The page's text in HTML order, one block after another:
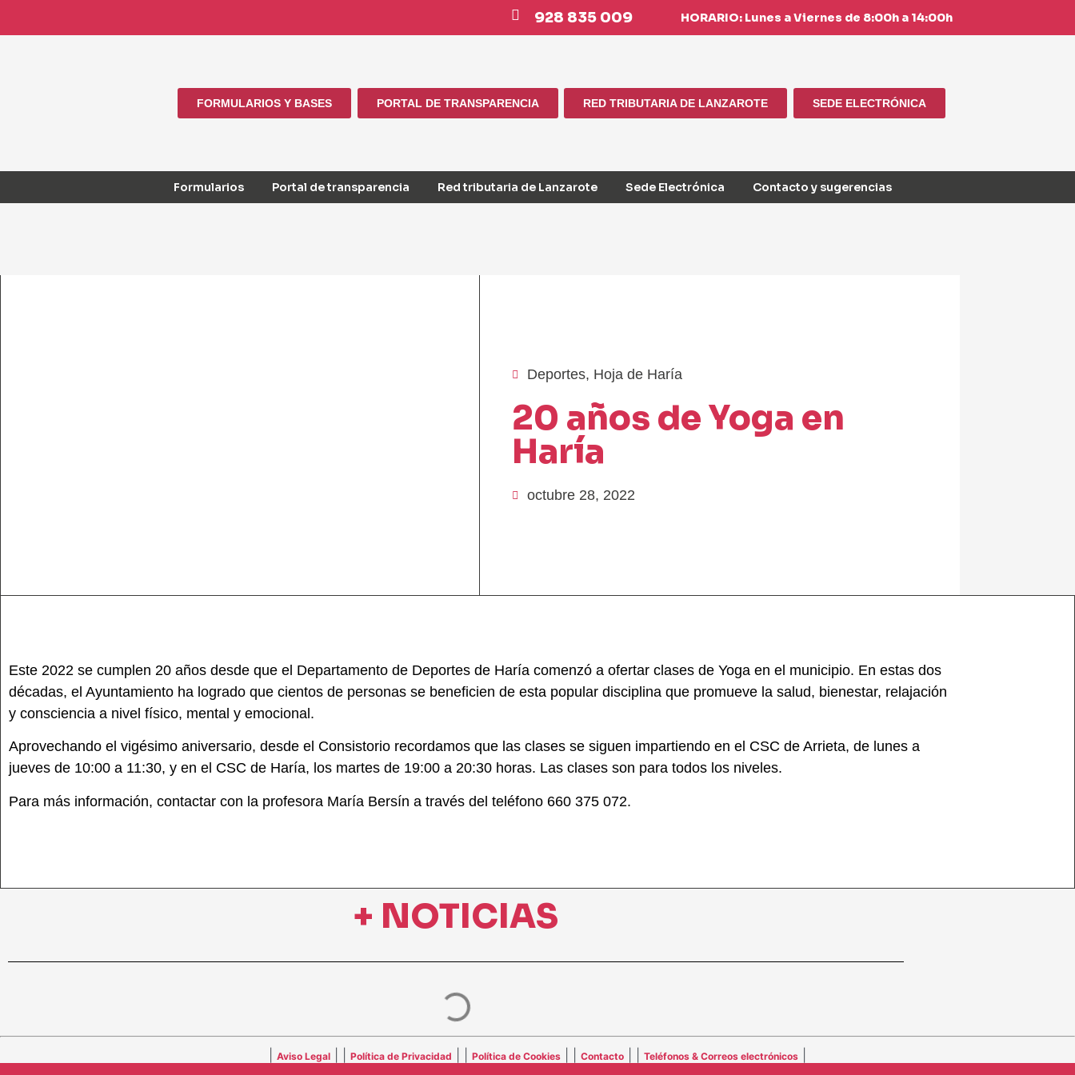
928 835 009 HORARIO: Lunes a Viernes de 8:00h a 14:00h
FORMULARIOS Y BASES PORTAL DE TRANSPARENCIA RED TRIBUTARIA DE LANZAROTE SEDE ELECTRÓNICA
Formularios Portal de transparencia Red tributaria de Lanzarote Sede Electrónica Contacto y sugerencias
Deportes, Hoja de Haría
20 años de Yoga en
Haría
octubre 28, 2022
Este 2022 se cumplen 20 años desde que el Departamento de Deportes de Haría comenzó a ofertar clases de Yoga en el municipio. En estas dos
décadas, el Ayuntamiento ha logrado que cientos de personas se beneficien de esta popular disciplina que promueve la salud, bienestar, relajación
y consciencia a nivel físico, mental y emocional.
Aprovechando el vigésimo aniversario, desde el Consistorio recordamos que las clases se siguen impartiendo en el CSC de Arrieta, de lunes a
jueves de 10:00 a 11:30, y en el CSC de Haría, los martes de 19:00 a 20:30 horas. Las clases son para todos los niveles.
Para más información, contactar con la profesora María Bersín a través del teléfono 660 375 072.
+ NOTICIAS
Aviso Legal Política de Privacidad Política de Cookies Contacto Teléfonos & Correos electrónicos